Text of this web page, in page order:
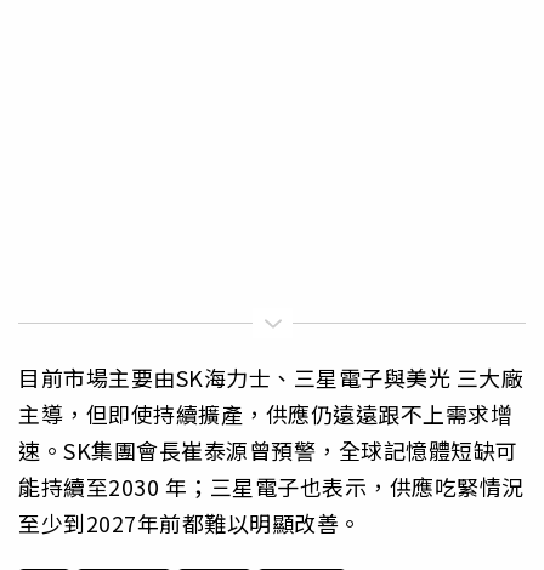
目前市場主要由SK海力士、三星電子與美光 三大廠
主導，但即使持續擴產，供應仍遠遠跟不上需求增
速。SK集團會長崔泰源曾預警，全球記憶體短缺可
能持續至2030 年；三星電子也表示，供應吃緊情況
至少到2027年前都難以明顯改善。